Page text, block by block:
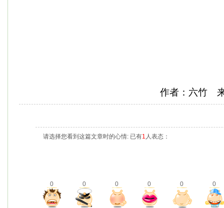
作者：六竹
请选择您看到这篇文章时的心情: 已有1 人表态：
0 0 0 0 0 0